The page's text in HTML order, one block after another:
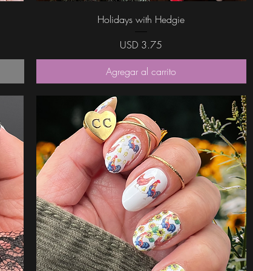
Vista rápida
Holidays with Hedgie
Precio
USD 3.75
Agregar al carrito